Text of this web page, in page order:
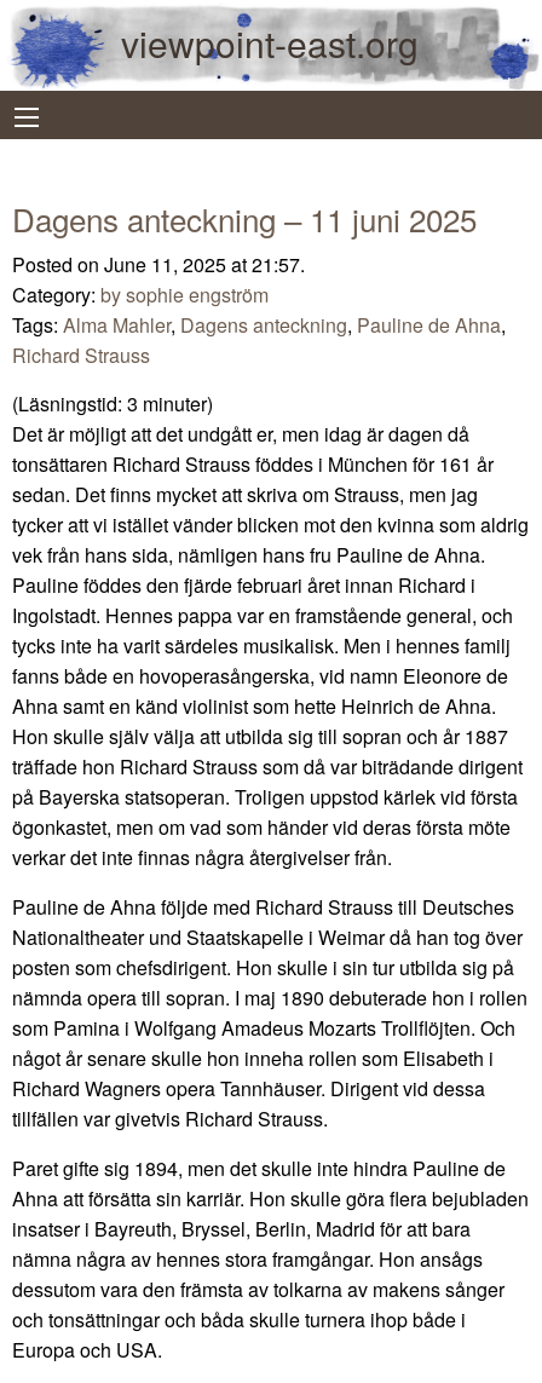
viewpoint-east.org
Dagens anteckning – 11 juni 2025
Posted on June 11, 2025 at 21:57.
Category: by sophie engström
Tags: Alma Mahler, Dagens anteckning, Pauline de Ahna,
Richard Strauss
(Läsningstid: 3 minuter)
Det är möjligt att det undgått er, men idag är dagen då
tonsättaren Richard Strauss föddes i München för 161 år
sedan. Det finns mycket att skriva om Strauss, men jag
tycker att vi istället vänder blicken mot den kvinna som aldrig
vek från hans sida, nämligen hans fru Pauline de Ahna.
Pauline föddes den fjärde februari året innan Richard i
Ingolstadt. Hennes pappa var en framstående general, och
tycks inte ha varit särdeles musikalisk. Men i hennes familj
fanns både en hovoperasångerska, vid namn Eleonore de
Ahna samt en känd violinist som hette Heinrich de Ahna.
Hon skulle själv välja att utbilda sig till sopran och år 1887
träffade hon Richard Strauss som då var biträdande dirigent
på Bayerska statsoperan. Troligen uppstod kärlek vid första
ögonkastet, men om vad som händer vid deras första möte
verkar det inte finnas några återgivelser från.
Pauline de Ahna följde med Richard Strauss till Deutsches
Nationaltheater und Staatskapelle i Weimar då han tog över
posten som chefsdirigent. Hon skulle i sin tur utbilda sig på
nämnda opera till sopran. I maj 1890 debuterade hon i rollen
som Pamina i Wolfgang Amadeus Mozarts Trollflöjten. Och
något år senare skulle hon inneha rollen som Elisabeth i
Richard Wagners opera Tannhäuser. Dirigent vid dessa
tillfällen var givetvis Richard Strauss.
Paret gifte sig 1894, men det skulle inte hindra Pauline de
Ahna att försätta sin karriär. Hon skulle göra flera bejubladen
insatser i Bayreuth, Bryssel, Berlin, Madrid för att bara
nämna några av hennes stora framgångar. Hon ansågs
dessutom vara den främsta av tolkarna av makens sånger
och tonsättningar och båda skulle turnera ihop både i
Europa och USA.